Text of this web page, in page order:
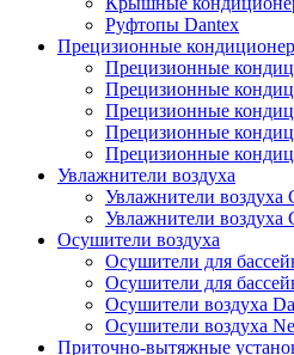
Руфтопы Dantex
Прецизионные
Прецизионные
Прецизионные
Прецизионные
Прецизионные
Прецизионные
Увлажнители воздуха
Увлажнители воздуха
Увлажнители воздуха
Осушители воздуха
Осушители для
Осушители для
Осушители воздуха
Осушители воздуха
Приточно-вытяжные